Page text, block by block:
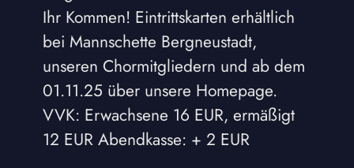
Ihr Kommen! Eintrittskarten erhältlich
bei Mannschette Bergneustadt,
unseren Chormitgliedern und ab dem
01.11.25 über unsere Homepage.
VVK: Erwachsene 16 EUR, ermäßigt
12 EUR Abendkasse: + 2 EUR